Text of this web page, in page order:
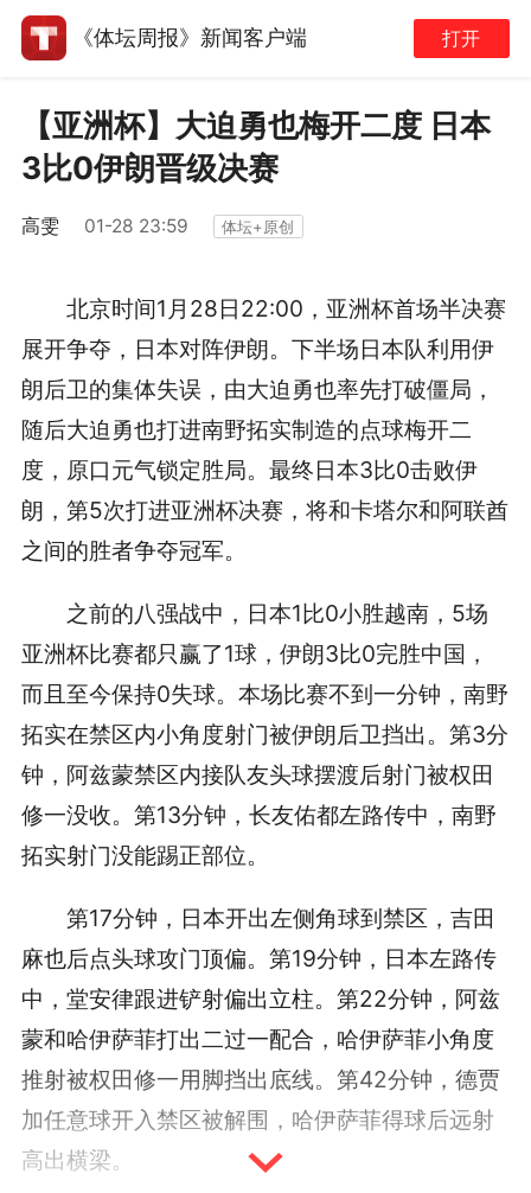
《体坛周报》新闻客户端 打开
【亚洲杯】大迫勇也梅开二度 日本
3比0伊朗晋级决赛
高雯 01-28 23:59 体坛+原创
北京时间1月28日22:00，亚洲杯首场半决赛
展开争夺，日本对阵伊朗。下半场日本队利用伊
朗后卫的集体失误，由大迫勇也率先打破僵局，
随后大迫勇也打进南野拓实制造的点球梅开二
度，原口元气锁定胜局。最终日本3比0击败伊
朗，第5次打进亚洲杯决赛，将和卡塔尔和阿联酋
之间的胜者争夺冠军。
之前的八强战中，日本1比0小胜越南，5场
亚洲杯比赛都只赢了1球，伊朗3比0完胜中国，
而且至今保持0失球。本场比赛不到一分钟，南野
拓实在禁区内小角度射门被伊朗后卫挡出。第3分
钟，阿兹蒙禁区内接队友头球摆渡后射门被权田
修一没收。第13分钟，长友佑都左路传中，南野
拓实射门没能踢正部位。
第17分钟，日本开出左侧角球到禁区，吉田
麻也后点头球攻门顶偏。第19分钟，日本左路传
中，堂安律跟进铲射偏出立柱。第22分钟，阿兹
蒙和哈伊萨菲打出二过一配合，哈伊萨菲小角度
推射被权田修一用脚挡出底线。第42分钟，德贾
加任意球开入禁区被解围，哈伊萨菲得球后远射
高出横梁。